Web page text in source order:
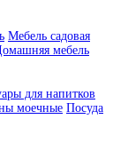
Мебель садовая
мебель
для напитков
моечные Посуда